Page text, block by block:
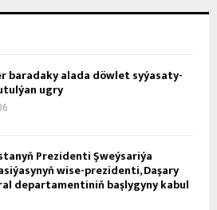
ba­ra­da­ky ala­da döw­let sy­ýa­sa­ty­
ug­ry
Prezidenti Şweýsariýa
wise-prezidenti, Daşary
departamentiniň başlygyny kabul